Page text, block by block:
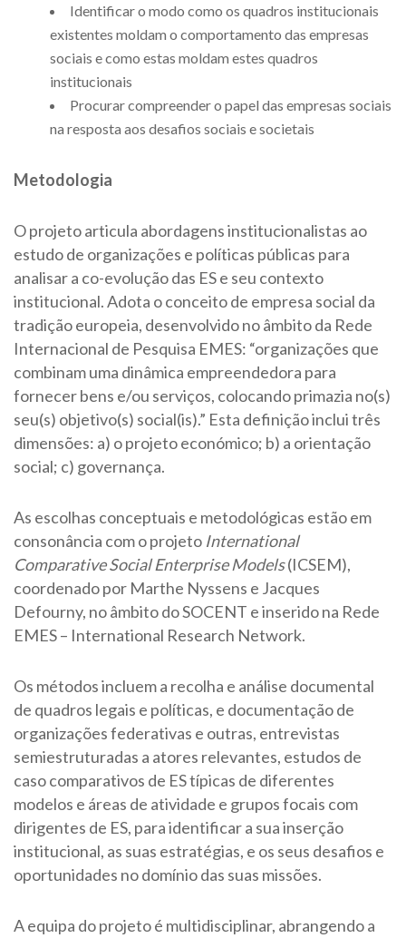
Identificar o modo como os quadros institucionais
existentes moldam o comportamento das empresas
sociais e como estas moldam estes quadros
institucionais
Procurar compreender o papel das empresas sociais
na resposta aos desafios sociais e societais
Metodologia
O projeto articula abordagens institucionalistas ao
estudo de organizações e políticas públicas para
analisar a co-evolução das ES e seu contexto
institucional. Adota o conceito de empresa social da
tradição europeia, desenvolvido no âmbito da Rede
Internacional de Pesquisa EMES: “organizações que
combinam uma dinâmica empreendedora para
fornecer bens e/ou serviços, colocando primazia no(s)
seu(s) objetivo(s) social(is).” Esta definição inclui três
dimensões: a) o projeto económico; b) a orientação
social; c) governança.
As escolhas conceptuais e metodológicas estão em
consonância com o projeto International
Comparative Social Enterprise Models(ICSEM),
coordenado por Marthe Nyssens e Jacques
Defourny, no âmbito do SOCENT e inserido na Rede
EMES – International Research Network.
Os métodos incluem a recolha e análise documental
de quadros legais e políticas, e documentação de
organizações federativas e outras, entrevistas
semiestruturadas a atores relevantes, estudos de
caso comparativos de ES típicas de diferentes
modelos e áreas de atividade e grupos focais com
dirigentes de ES, para identificar a sua inserção
institucional, as suas estratégias, e os seus desafios e
oportunidades no domínio das suas missões.
A equipa do projeto é multidisciplinar, abrangendo a